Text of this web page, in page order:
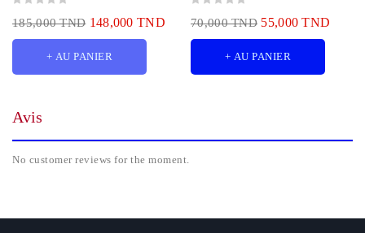
185,000 TND 148,000 TND
+ AU PANIER
70,000 TND 55,000 TND
+ AU PANIER
Avis
No customer reviews for the moment.